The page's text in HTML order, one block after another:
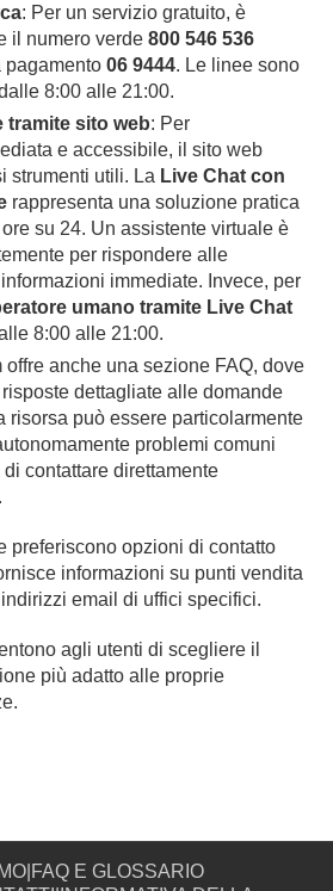
: Per un servizio gratuito, è
il numero verde800 546 536
pagamento06 9444. Le linee sono
8:00 alle 21:00.
tramite sito web: Per
e accessibile, il sito web
strumenti utili. La Live Chat con
rappresenta una soluzione pratica
su 24. Un assistente virtuale è
per rispondere alle
immediate. Invece, per
umano tramite Live Chat
8:00 alle 21:00.
offre anche una sezione FAQ, dove
dettagliate alle domande
risorsa può essere particolarmente
problemi comuni
contattare direttamente
preferiscono opzioni di contatto
informazioni su punti vendita
email di uffici specifici.
agli utenti di scegliere il
più adatto alle proprie
FAQ E GLOSSARIO